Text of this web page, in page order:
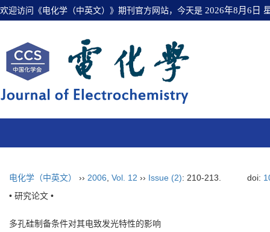
欢迎访问《电化学（中英文）》期刊官方网站，今天是 2026年8月6日
电化学（中英文） ›› 2006 Vol. 12 ›› Issue (2): 210-213. doi:
• 研究论文 •
多孔硅制备条件对其电致发光特性的影响